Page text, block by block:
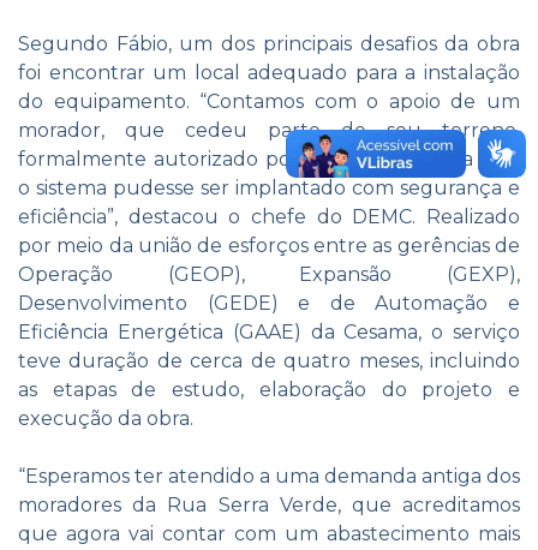
Segundo Fábio, um dos principais desafios da obra
foi encontrar um local adequado para a instalação
do equipamento. “Contamos com o apoio de um
morador, que cedeu parte de seu terreno,
formalmente autorizado por documento, para que
o sistema pudesse ser implantado com segurança e
eficiência”, destacou o chefe do DEMC. Realizado
por meio da união de esforços entre as gerências de
Operação (GEOP), Expansão (GEXP),
Desenvolvimento (GEDE) e de Automação e
Eficiência Energética (GAAE) da Cesama, o serviço
teve duração de cerca de quatro meses, incluindo
as etapas de estudo, elaboração do projeto e
execução da obra.
“Esperamos ter atendido a uma demanda antiga dos
moradores da Rua Serra Verde, que acreditamos
que agora vai contar com um abastecimento mais